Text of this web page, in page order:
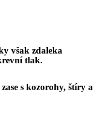
však zdaleka
tlak.
s kozorohy, štíry a